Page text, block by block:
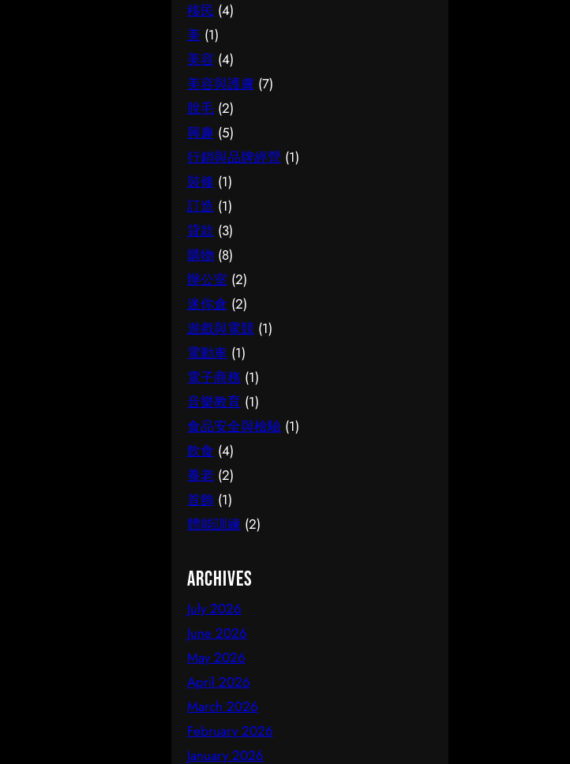
移民 (4)
美 (1)
美容 (4)
美容與護膚 (7)
脫毛 (2)
興趣 (5)
行銷與品牌經營 (1)
裝修 (1)
訂造 (1)
貸款 (3)
購物 (8)
辦公室 (2)
迷你倉 (2)
遊戲與電競 (1)
電動車 (1)
電子商務 (1)
音樂教育 (1)
食品安全與檢驗 (1)
飲食 (4)
養老 (2)
首飾 (1)
體能訓練 (2)
Archives
July 2026
June 2026
May 2026
April 2026
March 2026
February 2026
January 2026